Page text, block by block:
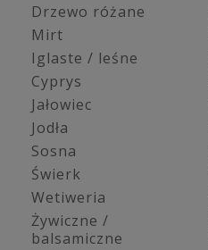
Drzewo różane
Mirt
Iglaste / leśne
Cyprys
Jałowiec
Jodła
Sosna
Świerk
Wetiweria
Żywiczne /
balsamiczne